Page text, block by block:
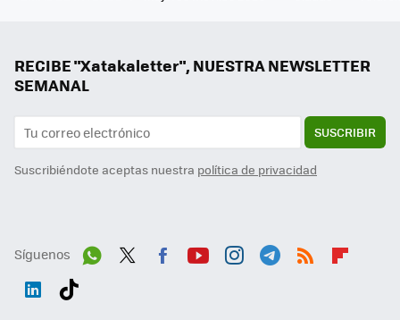
RECIBE "Xatakaletter", NUESTRA NEWSLETTER
SEMANAL
SUSCRIBIR
Suscribiéndote aceptas nuestra política de privacidad
Síguenos